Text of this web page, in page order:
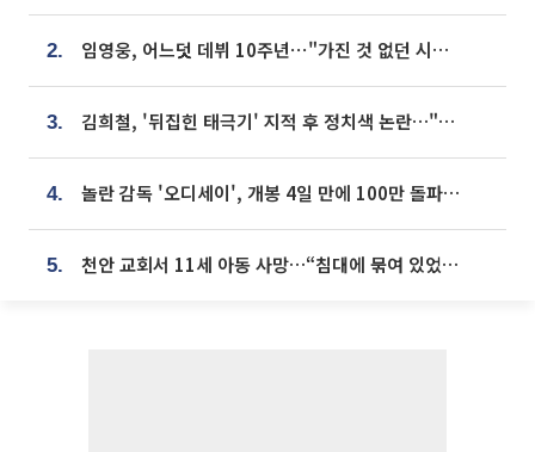
2. 임영웅, 어느덧 데뷔 10주년⋯"가진 것 없던 시절, 내 앞엔 20명의 팬뿐"
3. 김희철, '뒤집힌 태극기' 지적 후 정치색 논란…"좌우 떠나 우리나라 국기"
4. 놀란 감독 '오디세이', 개봉 4일 만에 100만 돌파⋯'왕사남' 보다 빠르다
5. 천안 교회서 11세 아동 사망…“침대에 묶여 있었다” 진술 확보